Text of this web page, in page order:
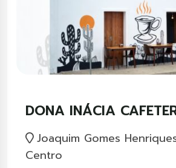
DONA INÁCIA
Joaquim Gomes
Centro